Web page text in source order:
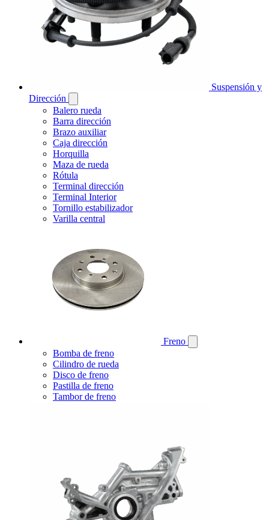
Suspensión y
Dirección
Balero rueda
Barra dirección
Brazo auxiliar
Caja dirección
Horquilla
Maza de rueda
Rótula
Terminal dirección
Terminal Interior
Tornillo estabilizador
Varilla central
Freno
Bomba de freno
Cilindro de rueda
Disco de freno
Pastilla de freno
Tambor de freno